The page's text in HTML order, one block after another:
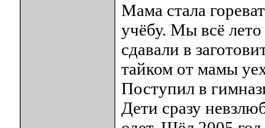
Мама стала
учёбу. Мы всё
сдавали в
тайком от мамы
Поступил в
Дети сразу